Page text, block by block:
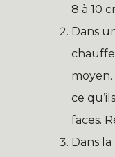
8 à 10
Dans
moyen.
ce
faces.
Dans